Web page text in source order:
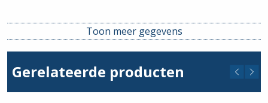
Toon meer gegevens
Gerelateerde producten